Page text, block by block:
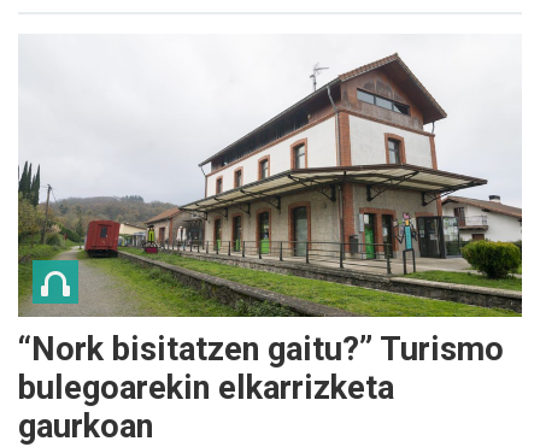
“Nork bisitatzen gaitu?” Turismo
bulegoarekin elkarrizketa
gaurkoan